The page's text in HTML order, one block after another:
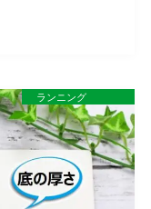
ランニング